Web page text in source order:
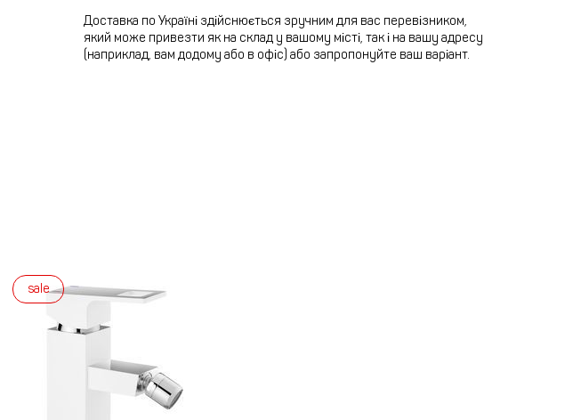
Доставка по Україні здійснюється зручним для вас перевізником,
який може привезти як на склад у вашому місті, так і на вашу адресу
(наприклад, вам додому або в офіс) або запропонуйте ваш варіант.
sale